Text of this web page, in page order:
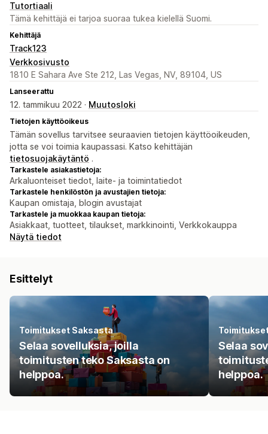
Tutortiaali
Tämä kehittäjä ei tarjoa suoraa tukea kielellä Suomi.
Kehittäjä
Track123
Verkkosivusto
1810 E Sahara Ave Ste 212, Las Vegas, NV, 89104, US
Lanseerattu
12. tammikuu 2022 · Muutosloki
Tietojen käyttöoikeus
Tämän sovellus tarvitsee seuraavien tietojen käyttöoikeuden,
jotta se voi toimia kaupassasi. Katso kehittäjän
tietosuojakäytäntö .
Tarkastele asiakastietoja:
Arkaluonteiset tiedot, laite- ja toimintatiedot
Tarkastele henkilöstön ja avustajien tietoja:
Kaupan omistaja, blogin avustajat
Tarkastele ja muokkaa kaupan tietoja:
Asiakkaat, tuotteet, tilaukset, markkinointi, Verkkokauppa
Näytä tiedot
Esittelyt
Toimitukset Saksasta
Selaa sovelluksia, joilla
toimitusten teko Saksasta on
helppoa.
Selaa
helppoa.